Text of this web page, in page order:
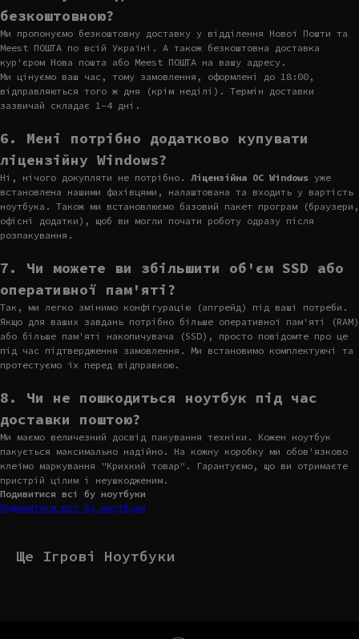
безкоштовною?
Ми пропонуємо безкоштовну доставку у відділення Нової Пошти та
Meest ПОШТА по всій Україні. А також безкоштовна доставка
кур'єром Нова пошта або Meest ПОШТА на вашу адресу.
Ми цінуємо ваш час, тому замовлення, оформлені до 18:00,
відправляються того ж дня (крім неділі). Термін доставки
зазвичай складає 1-4 дні.
6. Мені потрібно додатково купувати
ліцензійну Windows?
Ні, нічого докупляти не потрібно. Ліцензійна ОС Windows уже
встановлена нашими фахівцями, налаштована та входить у вартість
ноутбука. Також ми встановлюємо базовий пакет програм (браузери,
офісні додатки), щоб ви могли почати роботу одразу після
розпакування.
7. Чи можете ви збільшити об'єм SSD або
оперативної пам'яті?
Так, ми легко змінимо конфігурацію (апгрейд) під ваші потреби.
Якщо для ваших завдань потрібно більше оперативної пам'яті (RAM)
або більше пам'яті накопичувача (SSD), просто повідомте про це
під час підтвердження замовлення. Ми встановимо комплектуючі та
протестуємо їх перед відправкою.
8. Чи не пошкодиться ноутбук під час
доставки поштою?
Ми маємо величезний досвід пакування техніки. Кожен ноутбук
пакується максимально надійно. На кожну коробку ми обов'язково
клеїмо маркування "Крихкий товар". Гарантуємо, що ви отримаєте
пристрій цілим і неушкодженим.
Подивитися всі бу ноутбуки
Подивитися всі бу ноутбуки
Ще Ігрові Ноутбуки